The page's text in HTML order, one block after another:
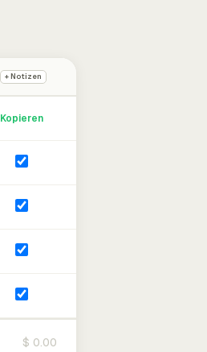
+ Notizen
Kopieren
$ 0.00